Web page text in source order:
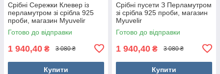
Срібні Сережки Клевер із
перламутром зі срібла 925
проби, магазин Myuvelir
Готово до відправки
1 940,40 ₴ 3 080 ₴
Купити
Срібні пусети З Перламутром
зі срібла 925 проби, магазин
Myuvelir
Готово до відправки
1 940,40 ₴ 3 080 ₴
Купити